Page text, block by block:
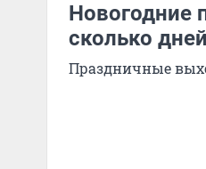
Новогодние
сколько
Праздничные